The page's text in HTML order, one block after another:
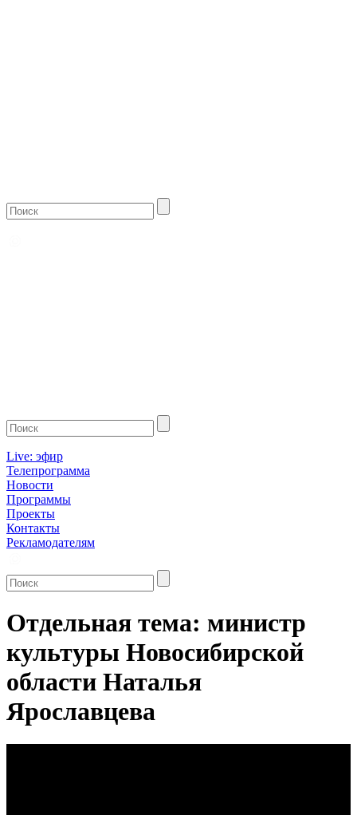
Live: эфир
Телепрограмма
Новости
Программы
Проекты
Контакты
Рекламодателям
Отдельная тема: министр
культуры Новосибирской
области Наталья
Ярославцева